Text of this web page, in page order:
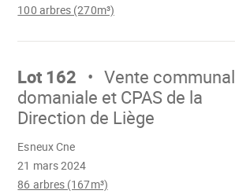
100 arbres (270m³)
Aller
Lot 162
Vente
domaniale et CPAS de la
Direction de Liège
21 mars 2024
Esneux Cne
86 arbres (167m³)